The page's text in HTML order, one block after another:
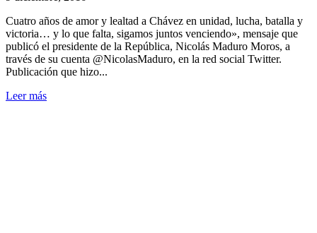
Cuatro años de amor y lealtad a Chávez en unidad, lucha, batalla y
victoria… y lo que falta, sigamos juntos venciendo», mensaje que
publicó el presidente de la República, Nicolás Maduro Moros, a
través de su cuenta @NicolasMaduro, en la red social Twitter.
Publicación que hizo...
Leer más